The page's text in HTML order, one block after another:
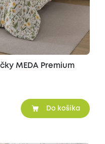
MEDA Premium
Do košíka